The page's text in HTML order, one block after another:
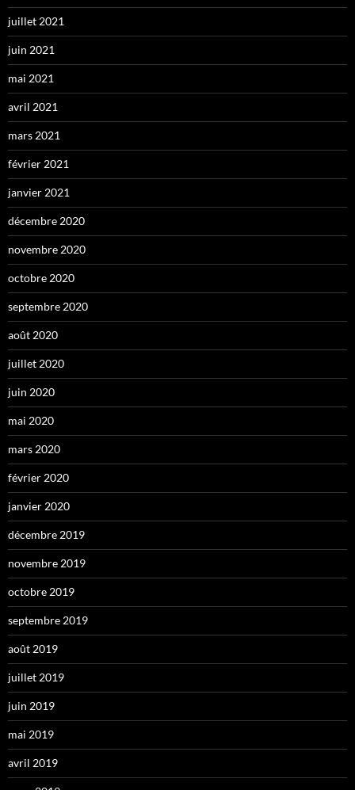
juillet 2021
juin 2021
mai 2021
avril 2021
mars 2021
février 2021
janvier 2021
décembre 2020
novembre 2020
octobre 2020
septembre 2020
août 2020
juillet 2020
juin 2020
mai 2020
mars 2020
février 2020
janvier 2020
décembre 2019
novembre 2019
octobre 2019
septembre 2019
août 2019
juillet 2019
juin 2019
mai 2019
avril 2019